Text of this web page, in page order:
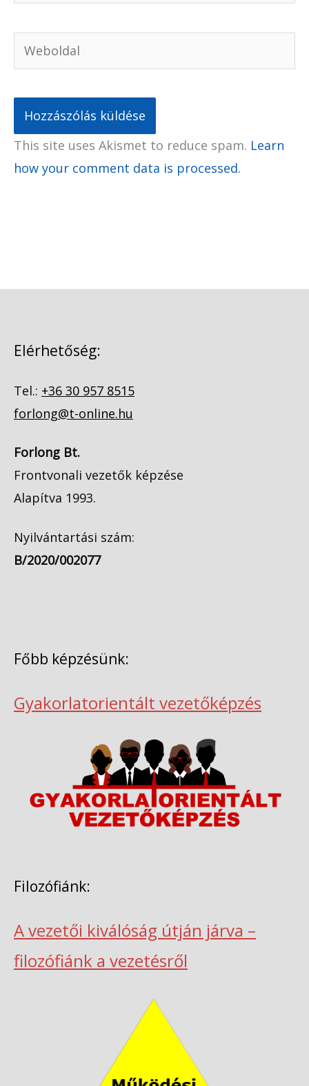
Weboldal
This site uses Akismet to reduce spam. Learn
how your comment data is processed.
Elérhetőség:
Tel.: +36 30 957 8515
forlong@t-online.hu
Forlong Bt.
Frontvonali vezetők képzése
Alapítva 1993.
Nyilvántartási szám:
B/2020/002077
Főbb képzésünk:
Gyakorlatorientált vezetőképzés
Filozófiánk:
A vezetői kiválóság útján járva –
filozófiánk a vezetésről